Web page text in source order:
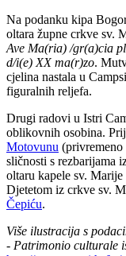
Na podanku kipa
oltara župne crkve sv.
Ave Ma(ria) /gr(a)cia
d/i(e) XX ma(r)zo.
cjelina nastala u
figuralnih reljefa.
Drugi radovi u Istri
oblikovnih osobina.
Motovunu
sličnosti s rezbarijama
oltaru kapele sv. Marije
Djetetom iz crkve sv.
Čepiću.
Više ilustracija s
- Patrimonio culturale